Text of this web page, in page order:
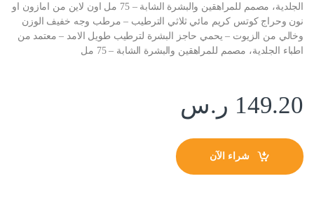
الجلدية، مصمم للمراهقين والبشرة الشابة – 75 مل اون لاين من امازون او
نون وحراج كوتس كريم مائي ثلاثي الترطيب – مرطب وجه خفيف الوزن
وخالي من الزيوت – يحمي حاجز البشرة لترطيب طويل الامد – معتمد من
اطباء الجلدية، مصمم للمراهقين والبشرة الشابة – 75 مل
149.20 ر.س
شراء الآن